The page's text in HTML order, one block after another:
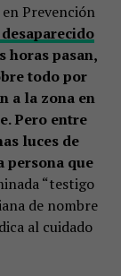
Prevención
horas pasan,
todo por
a la zona en
Pero entre
luces de
persona que
“testigo
de nombre
al cuidado